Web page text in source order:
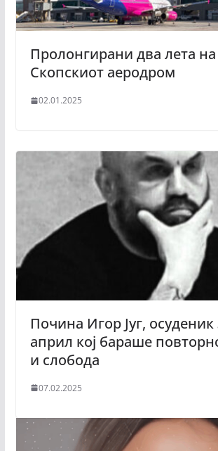
Пролонгирани два лета на
Скопскиот аеродром
02.01.2025
Почина Игор Југ, осуденик
април кој бараше
и слобода
07.02.2025